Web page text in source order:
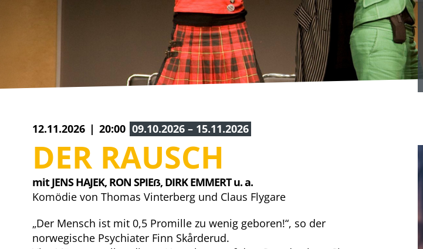
12.11.2026 20:00 09.10.2026 – 15.11.2026
DER RAUSCH
mit JENS HAJEK, RON SPIEẞ, DIRK EMMERT u. a.
Komödie von Thomas Vinterberg und Claus Flygare
„Der Mensch ist mit 0,5 Promille zu wenig geboren!“, so der
norwegische Psychiater Finn Skårderud.